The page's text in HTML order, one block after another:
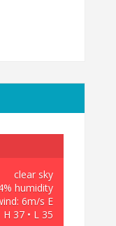
clear sky
humidity
6m/s E
H 37 • L 35